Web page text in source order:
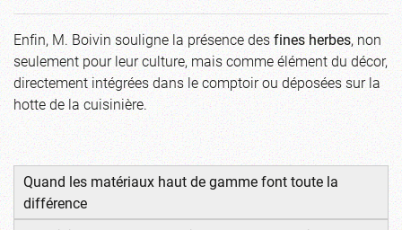
Enfin, M. Boivin souligne la présence desfines herbes, non
seulement pour leur culture, mais comme élément du décor,
directement intégrées dans le comptoir ou déposées sur la
hotte de la cuisinière.
Quand les matériaux haut de gamme font toute la
différence